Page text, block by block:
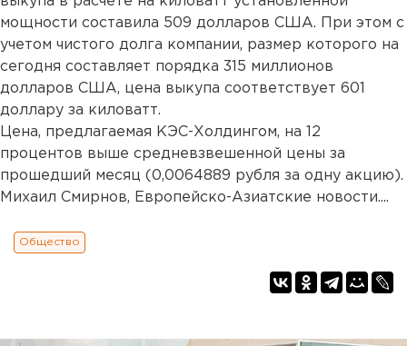
мощности составила 509 долларов США. При этом с
учетом чистого долга компании, размер которого на
сегодня составляет порядка 315 миллионов
долларов США, цена выкупа соответствует 601
доллару за киловатт.
Цена, предлагаемая КЭС-Холдингом, на 12
процентов выше средневзвешенной цены за
прошедший месяц (0,0064889 рубля за одну акцию).
Михаил Смирнов, Европейско-Азиатские новости....
Общество